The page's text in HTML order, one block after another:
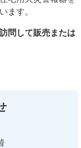
ます。
問して販売または